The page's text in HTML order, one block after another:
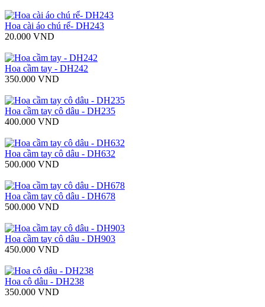
Hoa cài áo chú rể- DH243
20.000 VND
Hoa cầm tay - DH242
350.000 VND
Hoa cầm tay cô dâu - DH235
400.000 VND
Hoa cầm tay cô dâu - DH632
500.000 VND
Hoa cầm tay cô dâu - DH678
500.000 VND
Hoa cầm tay cô dâu - DH903
450.000 VND
Hoa cô dâu - DH238
350.000 VND